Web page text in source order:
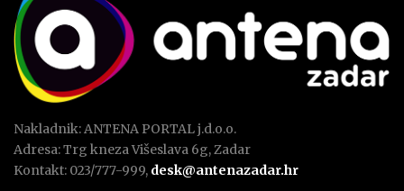
Nakladnik: ANTENA PORTAL j.d.o.o.
Adresa: Trg kneza Višeslava 6g, Zadar
Kontakt: 023/777-999, desk@antenazadar.hr